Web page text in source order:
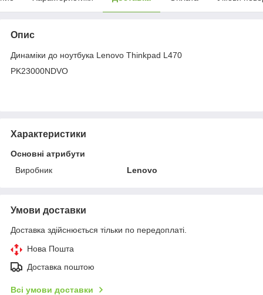
Опис
Динаміки до ноутбука Lenovo Thinkpad L470
PK23000NDVO
Характеристики
Основні атрибути
Виробник
Lenovo
Умови доставки
Доставка здійснюється тільки по передоплаті.
Нова Пошта
Доставка поштою
Всі умови доставки